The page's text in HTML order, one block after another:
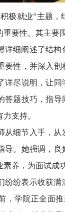
极就业”主题
要性。其主要
详细阐述了结构
要性，并深入
详尽说明，让
答题技巧，指
支持。
从细节入手，
导。她强调，
养，为面试成
纷纷表示收获
，学院正全面